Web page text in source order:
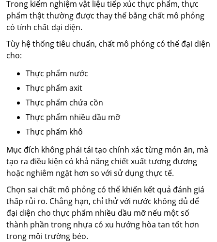
Trong kiểm nghiệm vật liệu tiếp xúc thực phẩm, thực
phẩm thật thường được thay thế bằng chất mô phỏng
có tính chất đại diện.
Tùy hệ thống tiêu chuẩn, chất mô phỏng có thể đại diện
cho:
Thực phẩm nước
Thực phẩm axit
Thực phẩm chứa cồn
Thực phẩm nhiều dầu mỡ
Thực phẩm khô
Mục đích không phải tái tạo chính xác từng món ăn, mà
tạo ra điều kiện có khả năng chiết xuất tương đương
hoặc nghiêm ngặt hơn so với sử dụng thực tế.
Chọn sai chất mô phỏng có thể khiến kết quả đánh giá
thấp rủi ro. Chẳng hạn, chỉ thử với nước không đủ để
đại diện cho thực phẩm nhiều dầu mỡ nếu một số
thành phần trong nhựa có xu hướng hòa tan tốt hơn
trong môi trường béo.